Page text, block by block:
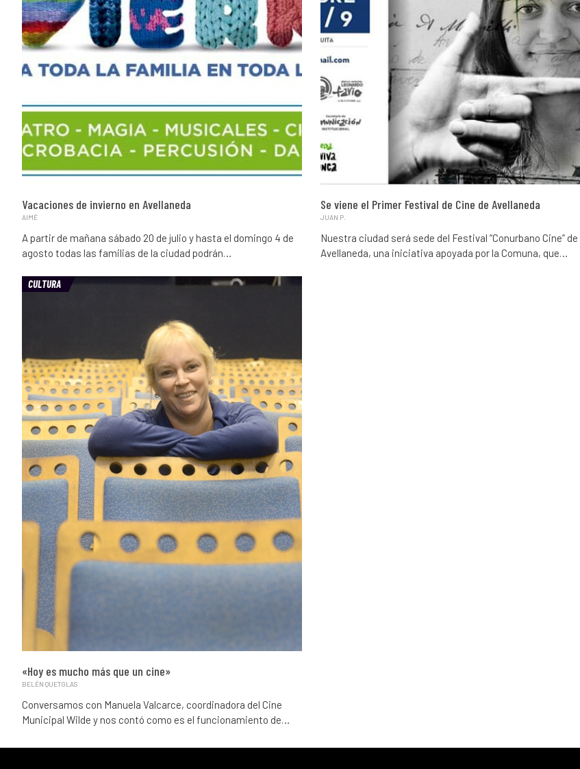
Vacaciones de invierno en Avellaneda
AIMÉ
A partir de mañana sábado 20 de julio y hasta el domingo 4 de
agosto todas las familias de la ciudad podrán…
Se viene el Primer Festival de Cine de Avellaneda
JUAN P.
Nuestra ciudad será sede del Festival “Conurbano Cine” de
Avellaneda, una iniciativa apoyada por la Comuna, que…
CULTURA
«Hoy es mucho más que un cine»
BELÉN QUETGLAS
Conversamos con Manuela Valcarce, coordinadora del Cine
Municipal Wilde y nos contó como es el funcionamiento de…